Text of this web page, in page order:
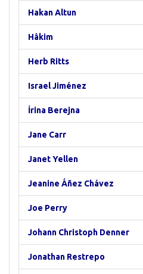
Hakan Altun
Hâkim
Herb Ritts
Israel Jiménez
İrina Berejna
Jane Carr
Janet Yellen
Jeanine Áñez Chávez
Joe Perry
Johann Christoph Denner
Jonathan Restrepo